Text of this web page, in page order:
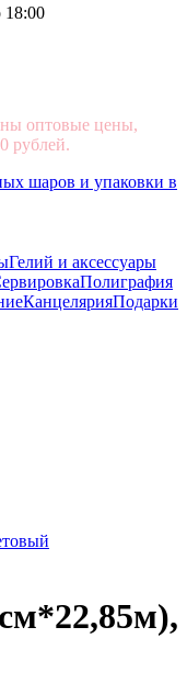
18:00
оптовые цены,
рублей.
Гелий и аксессуары
Полиграфия
КанцелярияПодарки